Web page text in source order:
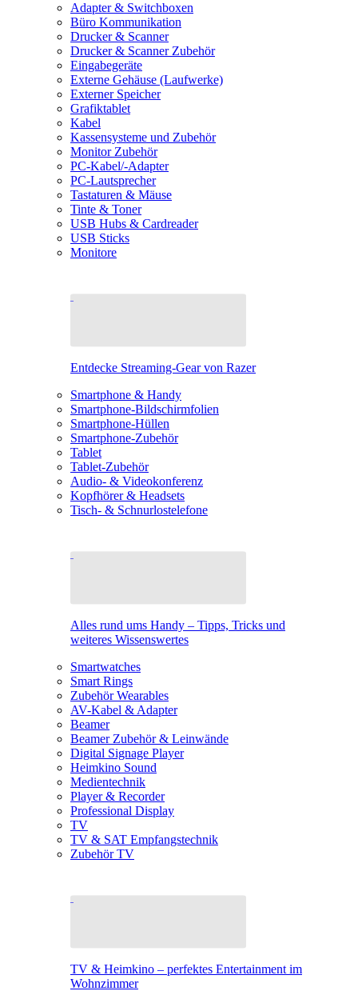
Adapter & Switchboxen
Büro Kommunikation
Drucker & Scanner
Drucker & Scanner Zubehör
Eingabegeräte
Externe Gehäuse (Laufwerke)
Externer Speicher
Grafiktablet
Kabel
Kassensysteme und Zubehör
Monitor Zubehör
PC-Kabel/-Adapter
PC-Lautsprecher
Tastaturen & Mäuse
Tinte & Toner
USB Hubs & Cardreader
USB Sticks
Monitore
Entdecke Streaming-Gear von Razer
Smartphone & Handy
Smartphone-Bildschirmfolien
Smartphone-Hüllen
Smartphone-Zubehör
Tablet
Tablet-Zubehör
Audio- & Videokonferenz
Kopfhörer & Headsets
Tisch- & Schnurlostelefone
Alles rund ums Handy – Tipps, Tricks und
weiteres Wissenswertes
Smartwatches
Smart Rings
Zubehör Wearables
AV-Kabel & Adapter
Beamer
Beamer Zubehör & Leinwände
Digital Signage Player
Heimkino Sound
Medientechnik
Player & Recorder
Professional Display
TV
TV & SAT Empfangstechnik
Zubehör TV
TV & Heimkino – perfektes Entertainment im
Wohnzimmer